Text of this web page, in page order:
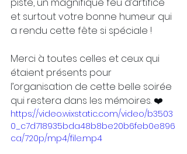
et surtout votre bonne humeur qui
a rendu cette fête si spéciale !
Merci à toutes celles et ceux qui
étaient présents pour
l’organisation de cette belle soirée
qui restera dans les mémoires. ❤️
https://video.wixstatic.com/video/b3503
0_c7d718935bda48b8be20b6feb0e896
ca/720p/mp4/file.mp4